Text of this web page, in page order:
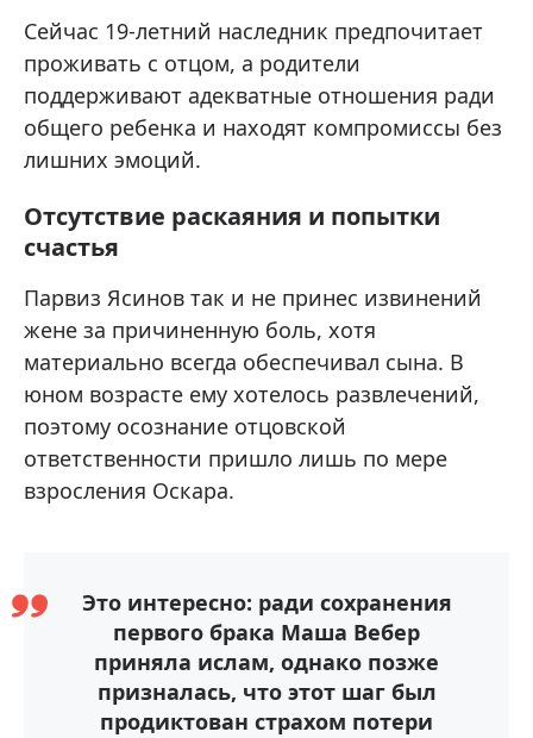
Сейчас 19-летний наследник предпочитает
проживать с отцом, а родители
поддерживают адекватные отношения ради
общего ребенка и находят компромиссы без
лишних эмоций.
Отсутствие раскаяния и попытки
счастья
Парвиз Ясинов так и не принес извинений
жене за причиненную боль, хотя
материально всегда обеспечивал сына. В
юном возрасте ему хотелось развлечений,
поэтому осознание отцовской
ответственности пришло лишь по мере
взросления Оскара.
Это интересно: ради сохранения
первого брака Маша Вебер
приняла ислам, однако позже
призналась, что этот шаг был
продиктован страхом потери